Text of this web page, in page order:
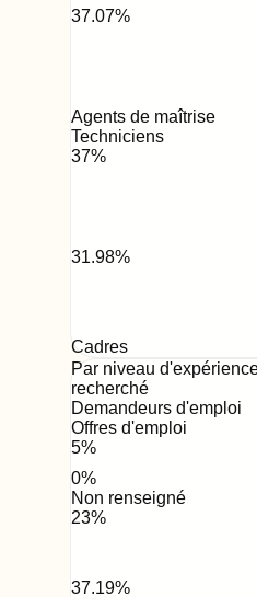
37.07%
Agents de maîtrise
Techniciens
37%
31.98%
Cadres
Par niveau
recherché
Demandeurs d'emploi
Offres d'emploi
5%
0%
Non renseigné
23%
37.19%